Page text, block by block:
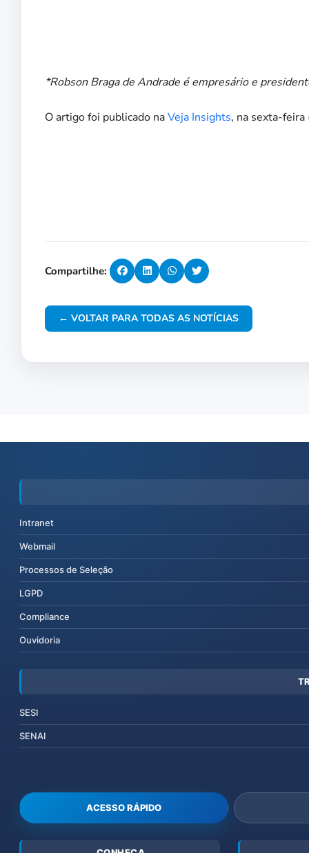
*Robson Braga de Andrade é empresário e
O artigo foi publicado naVeja Insights, na sexta-feira
Compartilhe:
← VOLTAR PARA TODAS AS NOTÍCIAS
Intranet
Webmail
Processos de Seleção
LGPD
Compliance
Ouvidoria
SESI
SENAI
ACESSO RÁPIDO